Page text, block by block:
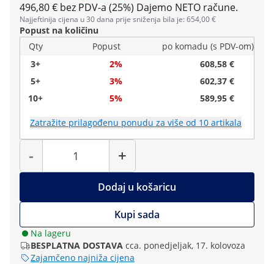
496,80 € bez PDV-a (25%) Dajemo NETO račune.
Najjeftinija cijena u 30 dana prije sniženja bila je: 654,00 €
Popust na količinu
Qty
Popust
po komadu (s PDV-om)
3+
2%
608,58 €
5+
3%
602,37 €
10+
5% 589,95 €
Zatražite prilagođenu ponudu za više od 10 artikala
-
Količina
+
Dodaj u košaricu
Kupi sada
Na lageru
BESPLATNA DOSTAVA cca. ponedjeljak, 17. kolovoza
Zajamčeno najniža cijena